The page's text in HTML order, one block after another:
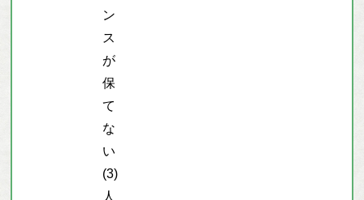
ン
ス
が
保
て
な
い
(3)
人